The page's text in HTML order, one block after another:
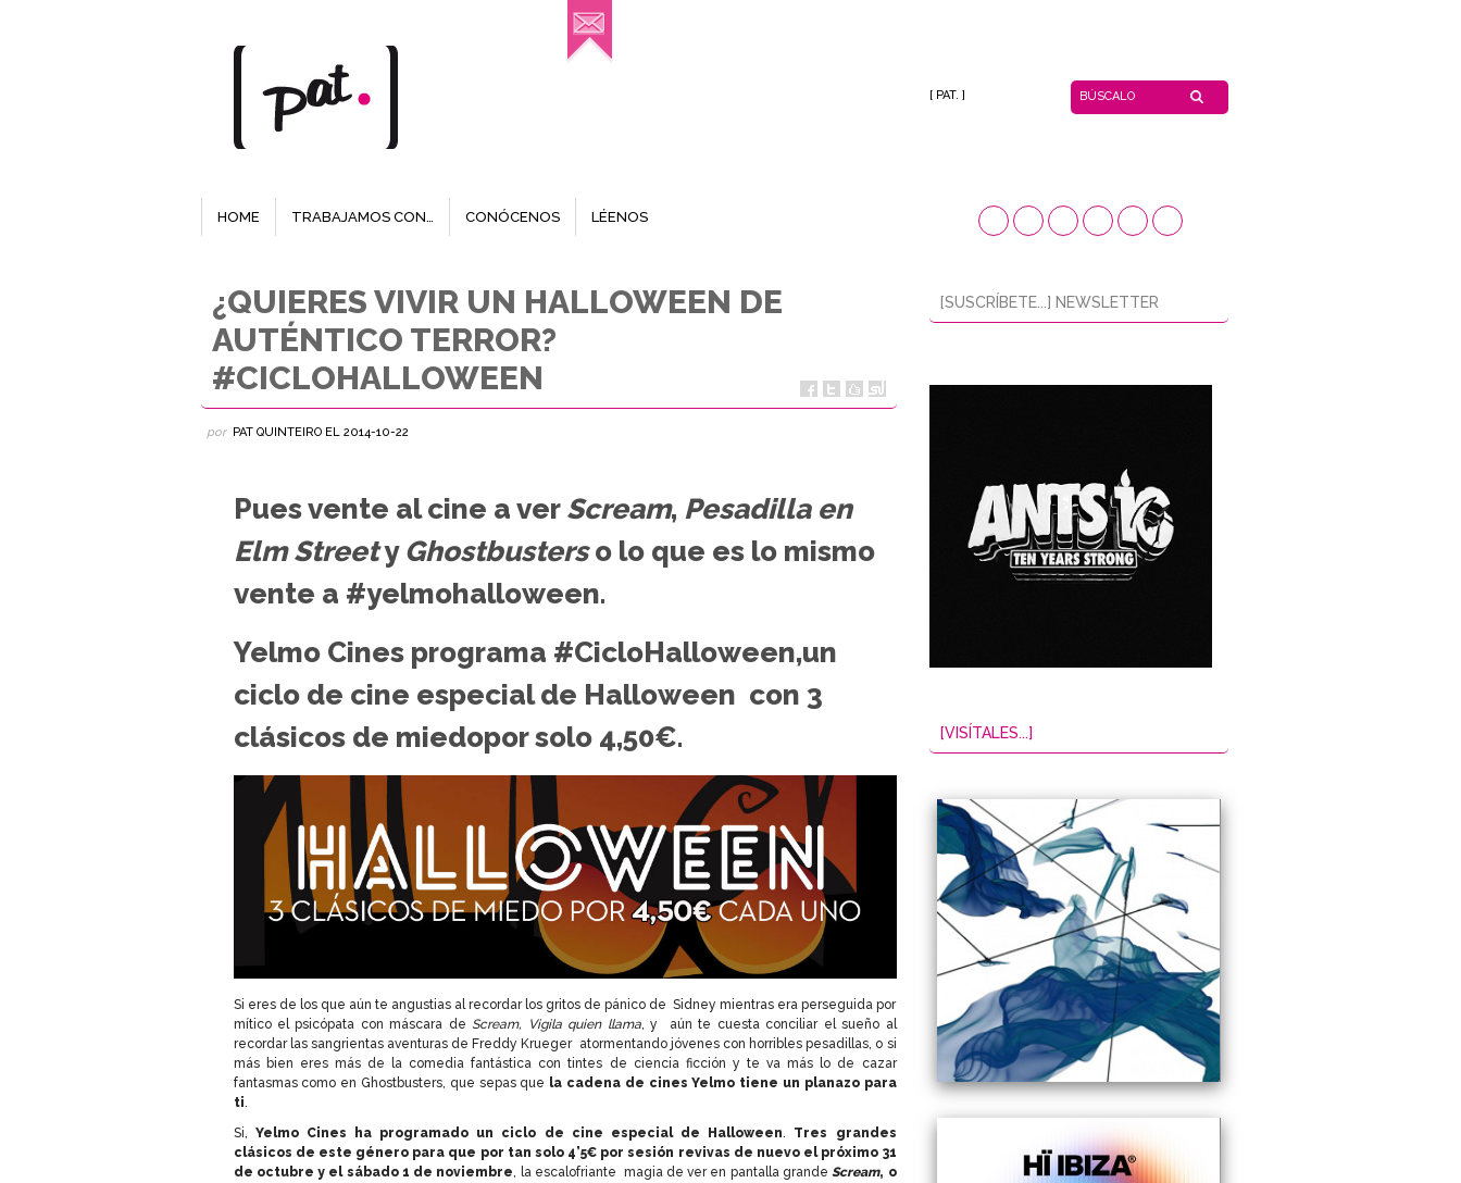
[ PAT. ]
HOME TRABAJAMOS CON… CONÓCENOS LÉENOS
¿QUIERES VIVIR UN HALLOWEEN DE
AUTÉNTICO TERROR?
#CICLOHALLOWEEN
por PAT QUINTEIROEL 2014-10-22
Pues vente al cine a ver Scream, Pesadilla en
Elm Streety Ghostbusterso lo que es lo mismo
vente a #yelmohalloween.
Yelmo Cines programa #CicloHalloween,un
ciclo de cine especial de Halloween con 3
clásicos de miedopor solo 4,50€.
Si eres de los que aún te angustias al recordar los gritos de pánico de Sidney mientras era perseguida por
mítico el psicópata con máscara deScream, Vigila quien llama, y aún te cuesta conciliar el sueño al
recordar las sangrientas aventuras de Freddy Krueger atormentando jóvenes con horribles pesadillas, o si
más bien eres más de la comedia fantástica con tintes de ciencia ficción y te va más lo de cazar
fantasmas como en Ghostbusters, que sepas que la cadena de cines Yelmo tiene un planazo para
ti.
Si, Yelmo Cines ha programado un ciclo de cine especial de Halloween. Tres grandes
clásicos de este género para que por tan solo 4’5€ por sesión revivas de nuevo el próximo 31
de octubre y el sábado 1 de noviembre, la escalofriante magia de ver en pantalla grandeScream, o
[SUSCRÍBETE...] NEWSLETTER
[VISÍTALES...]